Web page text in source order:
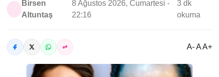
Birsen
Altuntaş
8 Ağustos 2026, Cumartesi -
22:16
3 dk
okuma
A- A A+